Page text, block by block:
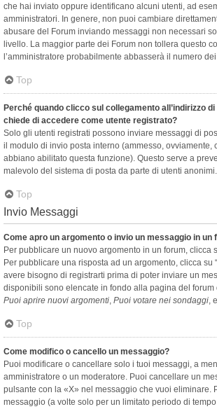
che hai inviato oppure identificano alcuni utenti, ad
amministratori. In genere, non puoi cambiare
abusare del Forum inviando messaggi non necessari
livello. La maggior parte dei Forum non tollera questo
l’amministratore probabilmente abbasserà il numero
Top
Perché quando clicco sul collegamento all’indirizzo
chiede di accedere come utente registrato?
Solo gli utenti registrati possono inviare messaggi di
il modulo di invio posta interno (ammesso, ovviamente,
abbiano abilitato questa funzione). Questo serve a
malevolo del sistema di posta da parte di utenti anonimi.
Top
Invio Messaggi
Come apro un argomento o invio un messaggio in un
Per pubblicare un nuovo argomento in un forum, clicca
Per pubblicare una risposta ad un argomento, clicca su
avere bisogno di registrarti prima di poter inviare un
disponibili sono elencate in fondo alla pagina del forum
Puoi aprire nuovi argomenti, Puoi votare nei sondaggi,
Top
Come modifico o cancello un messaggio?
Puoi modificare o cancellare solo i tuoi messaggi, a
amministratore o un moderatore. Puoi cancellare un
pulsante con la «X» nel messaggio che vuoi eliminare.
messaggio (a volte solo per un limitato periodo di